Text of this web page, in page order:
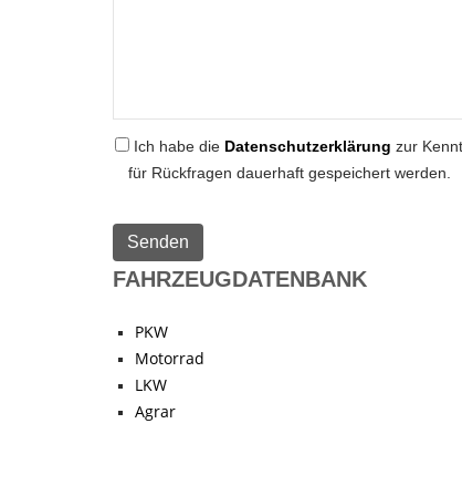
Ich habe die Datenschutzerklärung zur
für Rückfragen dauerhaft gespeichert werden.
FAHRZEUGDATENBANK
PKW
Motorrad
LKW
Agrar